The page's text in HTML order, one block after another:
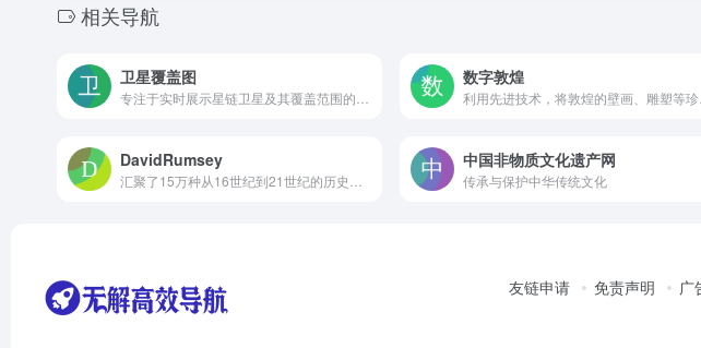
相关导航
卫星覆盖图 数字敦煌
DavidRumsey 中国非物质文化遗产网
传承与保护中华传统文化
友链申请 免责声明 广